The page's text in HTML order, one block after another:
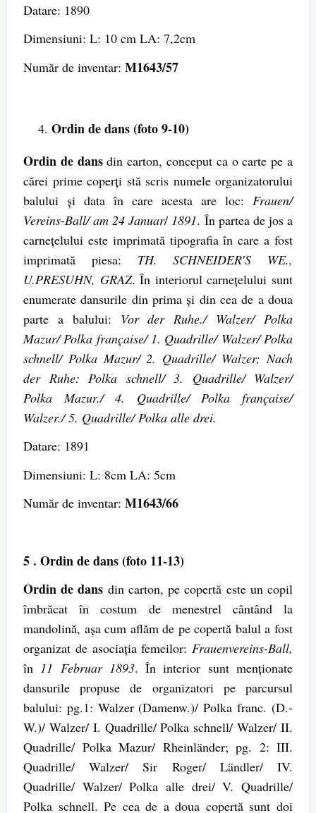
Datare: 1890
Dimensiuni: L: 10 cm LA: 7,2cm
Număr de inventar: M1643/57
Ordin de dans (foto 9-10)
Ordin de dansdin carton, conceput ca o carte pe a
cărei prime coperți stă scris numele organizatorului
balului și data în care acesta are loc: Frauen/
Vereins-Ball/ am 24 Januar/ 1891. În partea de jos a
carnețelului este imprimată tipografia în care a fost
imprimată piesa: TH. SCHNEIDER′S WE.,
U.PRESUHN, GRAZ. În interiorul carnețelului sunt
enumerate dansurile din prima și din cea de a doua
parte a balului: Vor der Ruhe./ Walzer/ Polka
Mazur/ Polka française/ 1. Quadrille/ Walzer/ Polka
schnell/ Polka Mazur/ 2. Quadrille/ Walzer; Nach
der Ruhe: Polka schnell/ 3. Quadrille/ Walzer/
Polka Mazur./ 4. Quadrille/ Polka française/
Walzer./ 5. Quadrille/ Polka alle drei.
Datare: 1891
Dimensiuni: L: 8cm LA: 5cm
Număr de inventar: M1643/66
5. Ordin de dans (foto 11-13)
Ordin de dans din carton, pe copertă este un copil
îmbrăcat în costum de menestrel cântând la
mandolină, așa cum aflăm de pe copertă balul a fost
organizat de asociația femeilor: Frauenvereins-Ball,
în 11 Februar 1893. În interior sunt menționate
dansurile propuse de organizatori pe parcursul
balului: pg.1: Walzer (Damenw.)/ Polka franc. (D.-
W.)/ Walzer/ I. Quadrille/ Polka schnell/ Walzer/ II.
Quadrille/ Polka Mazur/ Rheinländer; pg. 2: III.
Quadrille/ Walzer/ Sir Roger/ Ländler/ IV.
Quadrille/ Walzer/ Polka alle drei/ V. Quadrille/
Polka schnell. Pe cea de a doua copertă sunt doi